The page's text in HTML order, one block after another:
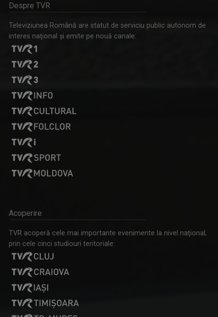
Despre TVR
Televiziunea Română are statut de serviciu public autonom de
interes naţional şi emite pe nouă canale:
Acoperire
TVR acoperă cele mai importante evenimente la nivel naţional,
prin cele cinci studiouri teritoriale: